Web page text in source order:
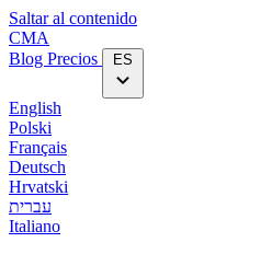
Saltar al contenido
CMA
Blog‎ Precios ES
English
Polski
Français
Deutsch
Hrvatski
עברית
Italiano